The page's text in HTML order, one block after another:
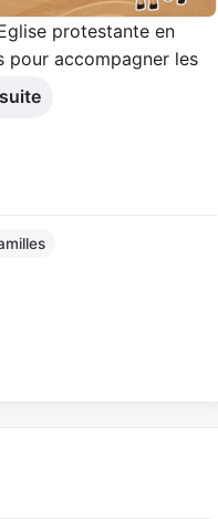
protestante en
pour accompagner les